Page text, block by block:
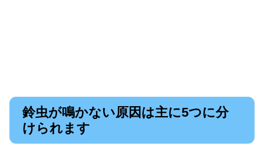
鈴虫が鳴かない原因は主に5つに分
けられます